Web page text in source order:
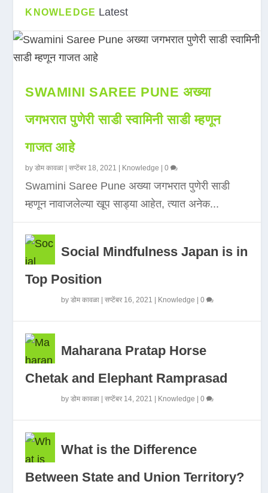
KNOWLEDGE Latest
SWAMINI SAREE PUNE अख्या
जगभरात पुणेरी साडी स्वामिनी साडी म्हणून
गाजत आहे
byडोम कावळा |सप्टेंबर 18, 2021 Knowledge |0
Swamini Saree Pune अख्या जगभरात पुणेरी साडी
म्हणून नावाजलेल्या खूप साड्या आहेत, त्यात अनेक...
Social Mindfulness Japan is in
Top Position
byडोम कावळा |सप्टेंबर 16, 2021 Knowledge |0
Maharana Pratap Horse
Chetak and Elephant Ramprasad
byडोम कावळा |सप्टेंबर 14, 2021 Knowledge |0
What is the Difference
Between State and Union Territory?